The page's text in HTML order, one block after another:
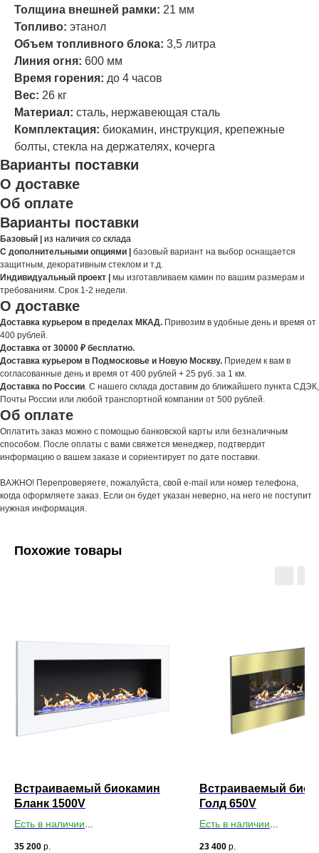
Толщина внешней рамки: 21 мм
Топливо: этанол
Объем топливного блока: 3,5 литра
Линия огня: 600 мм
Время горения: до 4 часов
Вес: 26 кг
Материал: сталь, нержавеющая сталь
Комплектация: биокамин, инструкция, крепежные
болты, стекла на держателях, кочерга
Варианты поставки
О доставке
Об оплате
Варианты поставки
Базовый | из наличия со склада
С дополнительными опциями | базовый вариант на выбор оснащается
защитным, декоративным стеклом и т.д.
Индивидуальный проект | мы изготавливаем камин по вашим размерам и
требованиям. Срок 1-2 недели.
О доставке
Доставка курьером в пределах МКАД. Привозим в удобные день и время от
400 рублей.
Доставка от 30000 ₽ бесплатно.
Доставка курьером в Подмосковье и Новую Москву. Приедем к вам в
согласованные день и время от 400 рублей + 25 руб. за 1 км.
Доставка по России. С нашего склада доставим до ближайшего пункта СДЭК,
Почты России или любой транспортной компании от 500 рублей.
Об оплате
Оплатить заказ можно с помощью банковской карты или безналичным
способом. После оплаты с вами свяжется менеджер, подтвердит
информацию о вашем заказе и сориентирует по дате поставки.
ВАЖНО! Перепроверяете, пожалуйста, свой e-mail или номер телефона,
когда оформляете заказ. Если он будет указан неверно, на него не поступит
нужная информация.
Похожие товары
Встраиваемый биокамин
Бланк 1500V
Есть в наличии
35 200 р.
Встраиваемый
Голд 650V
Есть в наличии
23 400 р.